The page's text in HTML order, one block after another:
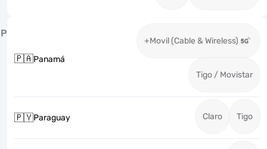
P
🇵🇦Panamá
+Movil (Cable & Wireless)
Tigo / Movistar
🇵🇾Paraguay Claro Tigo